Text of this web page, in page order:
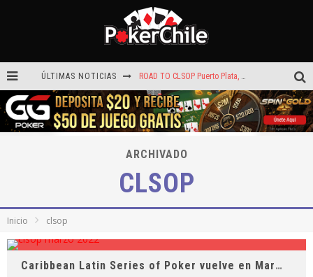
ÚLTIMAS NOTICIAS ROAD TO CLSOP Puerto Plata, satélite a Main Event.
Carlos Faúndez aceleró hasta la victoria en el Turbo de Dreams Temuco
Reef Poker: la próxima plataforma de póker que puede llevar tu voz
ARCHIVADO
CLSOP
Inicio clsop
Caribbean Latin Series of Poker vuelve en Marzo!